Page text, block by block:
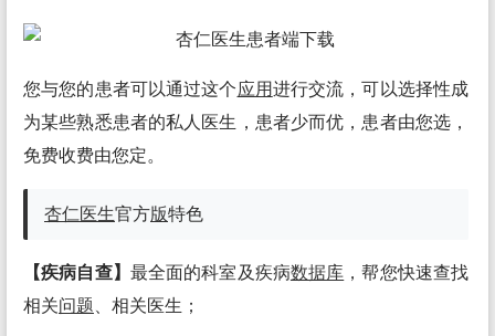
您与您的患者可以通过这个应用进行交流，可以选择性成
为某些熟悉患者的私人医生，患者少而优，患者由您选，
免费收费由您定。
杏仁医生官方版特色
【疾病自查】 最全面的科室及疾病数据库 ，帮您快速查找
相关问题 、相关医生；